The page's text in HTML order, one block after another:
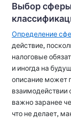
Выбор сферы
Определение
действие,
налоговые
и иногда на
описание может
взаимодействии
важно заранее
что не делает,